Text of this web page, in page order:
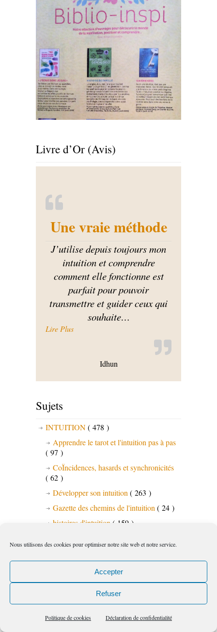
Nous utilisons des cookies pour optimiser notre site web et notre service.
Accepter
Refuser
Politique de cookies Déclaration de confidentialité
Livre d’Or (Avis)
Une vraie méthode
J’utilise depuis toujours mon
intuition et comprendre
comment elle fonctionne est
parfait pour pouvoir
transmettre et guider ceux qui
souhaite…
Lire Plus« Une vraie méthode »
Idhun
Sujets
INTUITION( 478 )
Apprendre le tarot et l'intuition pas à pas
( 97 )
CoÏncidences, hasards et synchronicités
( 62 )
Développer son intuition( 263 )
Gazette des chemins de l'intuition( 24 )
histoires d'intuition ( 159 )
( 115 )
Les chemins de l'intuition
( 35 )
conscience( 52 )